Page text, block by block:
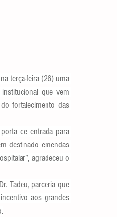
terça-feira (26) uma
que vem
fortalecimento das
de entrada para
destinado emendas
agradeceu o
Tadeu, parceria que
aos grandes